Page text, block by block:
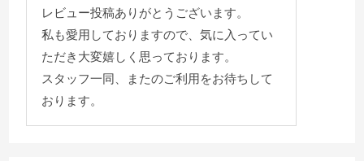
レビュー投稿ありがとうございます。
私も愛用しておりますので、気に入ってい
ただき大変嬉しく思っております。
スタッフ一同、またのご利用をお待ちして
おります。